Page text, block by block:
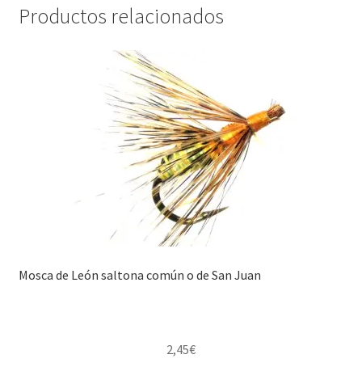
Productos relacionados
Mosca de León saltona común o de San Juan
2,45€